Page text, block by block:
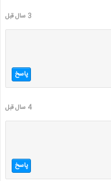
3 سال قبل
پاسخ
4 سال قبل
پاسخ